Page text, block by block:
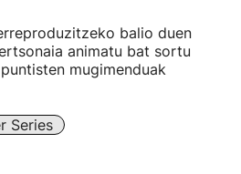
balio duen
animatu bat sortu
mugimenduak
Series